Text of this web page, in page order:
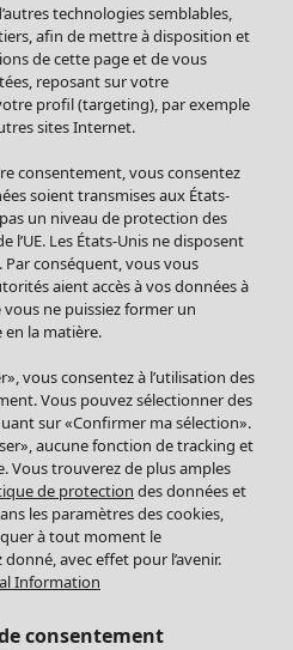
technologies semblables,
afin de mettre à disposition et
de cette page et de vous
reposant sur votre
profil (targeting), par exemple
sites Internet.
consentement, vous consentez
soient transmises aux États-
un niveau de protection des
l’UE. Les États-Unis ne disposent
Par conséquent, vous vous
aient accès à vos données à
ne puissiez former un
la matière.
vous consentez à l’utilisation des
Vous pouvez sélectionner des
sur «Confirmer ma sélection».
aucune fonction de tracking et
Vous trouverez de plus amples
de protection des données et
les paramètres des cookies,
à tout moment le
avec effet pour l’avenir.
Information
consentement